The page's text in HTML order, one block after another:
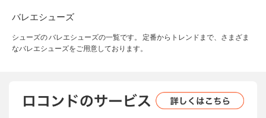
バレエシューズ
シューズの バレエシューズの一覧です。 定番からトレンドまで、さまざま
なバレエシューズをご用意しております。